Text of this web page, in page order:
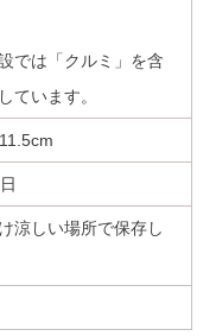
では「クルミ」を含
ています。
涼しい場所で保存し